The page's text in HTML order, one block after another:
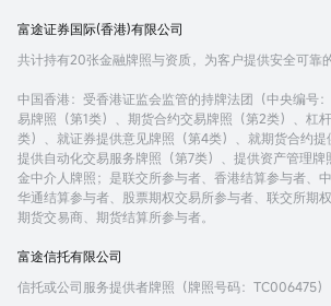
富途证券国际(香港)有限公司
共计持有20张金融牌照与资质，为客户提供安全可靠
中国香港：受香港证监会监管的持牌法团（中央编号
易牌照（第1类）、期货合约交易牌照（第2类）、杠
类）、就证券提供意见牌照（第4类）、就期货合约提
提供自动化交易服务牌照（第7类）、提供资产管理
金中介人牌照；是联交所参与者、香港结算参与者、
华通结算参与者、股票期权交易所参与者、联交所期
期货交易商、期货结算所参与者。
富途信托有限公司
信托或公司服务提供者牌照（牌照号码：TC006475）